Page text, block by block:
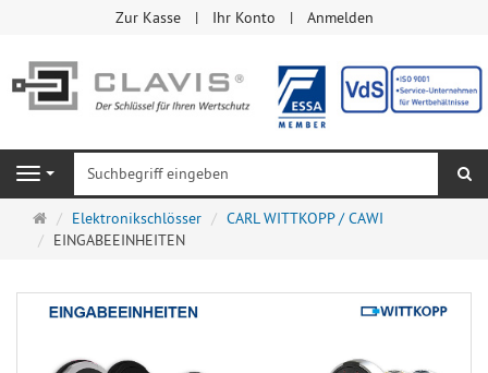
Zur Kasse Ihr Konto Anmelden
Navigation
Startseite
Elektronikschlösser
CARL WITTKOPP / CAWI
EINGABEEINHEITEN